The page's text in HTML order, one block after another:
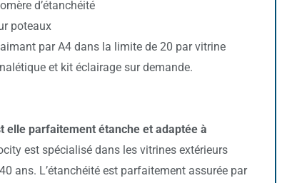
d’étanchéité
poteaux
par A4 dans la limite de 20 par vitrine
et kit éclairage sur demande.
elle parfaitement étanche et adaptée à
est spécialisé dans les vitrines extérieurs
ans. L’étanchéité est parfaitement assurée par